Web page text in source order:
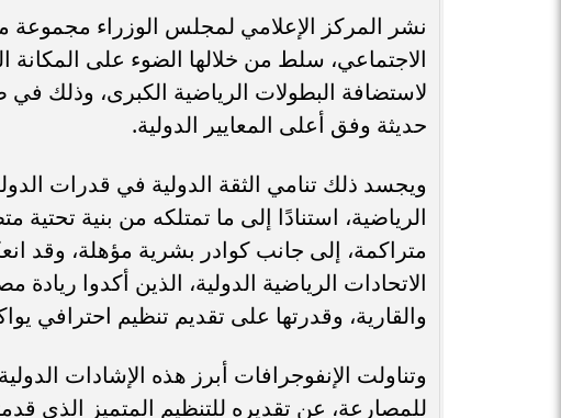
نشر المركز الإعلامي لمجلس الوزراء مجموعة
الاجتماعي، سلط من خلالها الضوء على
لاستضافة البطولات الرياضية الكبرى، وذلك
حديثة وفق أعلى المعايير الدولية.
ويجسد ذلك تنامي الثقة الدولية في قدرات
الرياضية، استنادًا إلى ما تمتلكه من بنية
متراكمة، إلى جانب كوادر بشرية مؤهلة،
الاتحادات الرياضية الدولية، الذين أكدوا
والقارية، وقدرتها على تقديم تنظيم احترافي
وتناولت الإنفوجرافات أبرز هذه الإشادات
للمصارعة، عن تقديره للتنظيم المتميز الذي